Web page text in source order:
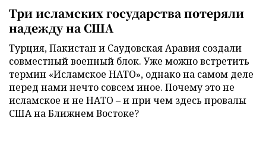
Три исламских государства потеряли
надежду на США
Турция, Пакистан и Саудовская Аравия создали
совместный военный блок. Уже можно встретить
термин «Исламское НАТО», однако на самом деле
перед нами нечто совсем иное. Почему это не
исламское и не НАТО – и при чем здесь провалы
США на Ближнем Востоке?